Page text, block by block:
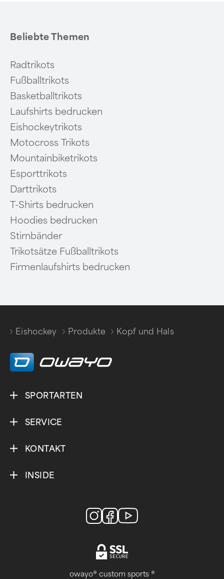
Beliebte Themen
Radtrikots
Fußballtrikots
Basketballtrikots
Laufshirts bedrucken
Eishockeytrikots
Motocross Trikots
Mountainbiketrikots
Esporttrikots
Darttrikots
T-Shirts bedrucken
Hoodies bedrucken
Stirnbänder
Trikotsätze Fußballtrikots
Firmenlaufshirts bedrucken
Eishockey
Produkte
Kopf und Hals
SPORTARTEN
SERVICE
KONTAKT
INSIDE
owayo® custom sports ®